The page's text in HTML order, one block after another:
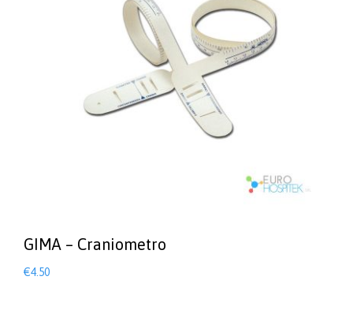
GIMA – Craniometro
€4.50